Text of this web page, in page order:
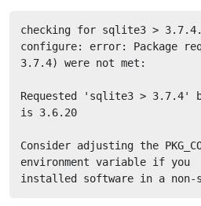
checking for sqlite3 >
configure: error: Package
3.7.4) were not met:
Requested 'sqlite3 > 3.7.4'
is 3.6.20
Consider adjusting the
environment variable if you
installed software in a non-